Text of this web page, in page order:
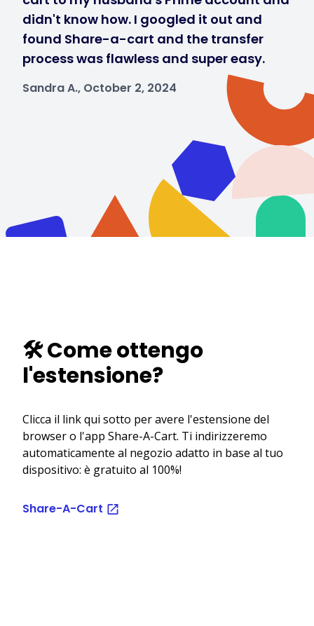
didn't know how. I googled it out and
found Share-a-cart and the transfer
process was flawless and super easy.
Sandra A., October 2, 2024
🛠️ Come ottengo
l'estensione?
Clicca il link qui sotto per avere l'estensione del
browser o l'app Share-A-Cart. Ti indirizzeremo
automaticamente al negozio adatto in base al tuo
dispositivo: è gratuito al 100%!
Share-A-Cart